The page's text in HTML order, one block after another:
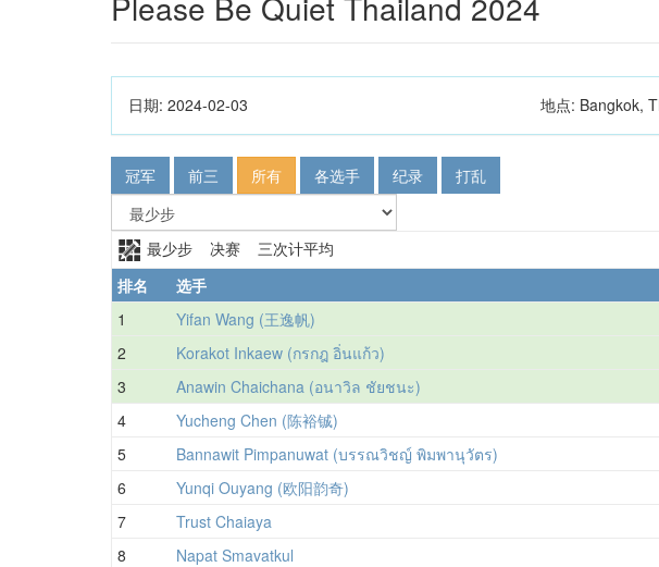
日期: 2024-02-03 地点: Bangkok,
冠军 前三 所有 各选手 纪录 打乱
最少步 决赛 三次计平均
排名
选手
1
Yifan Wang (王逸帆)
2 Korakot Inkaew (กรกฎ อิ่นแก้ว)
3 Anawin Chaichana (อนาวิล ชัยชนะ)
4 Yucheng Chen (陈裕铖)
5 Bannawit Pimpanuwat (บรรณวิชญ์ พิมพานุวัตร)
6 Yunqi Ouyang (欧阳韵奇)
7 Trust Chaiaya
8 Napat Smavatkul